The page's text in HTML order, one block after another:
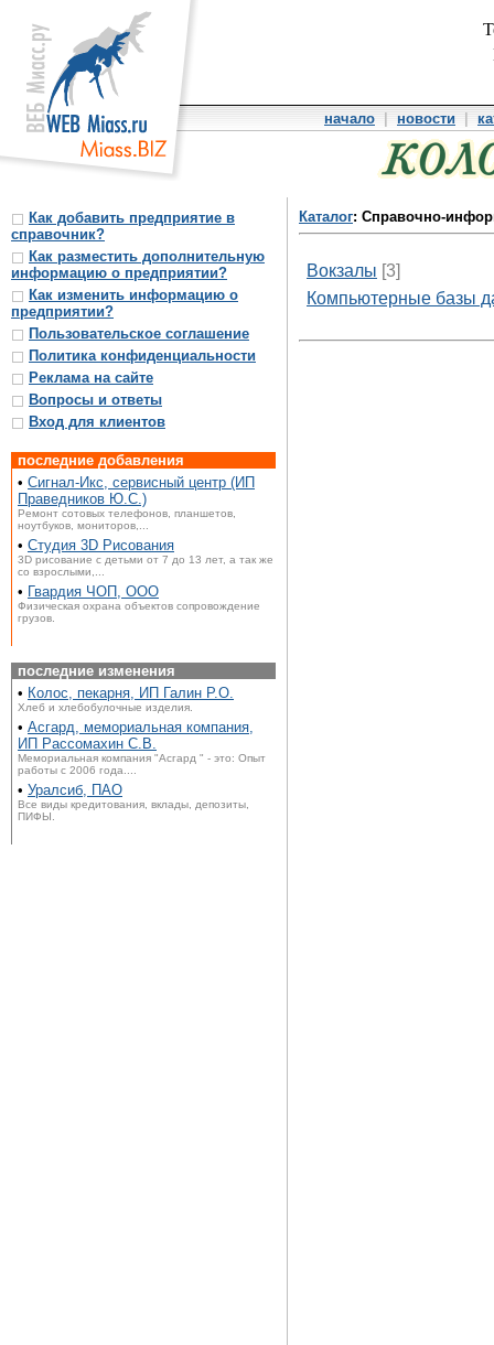
начало новости
Как добавить предприятие в
справочник?
Как разместить дополнительную
информацию о предприятии?
Как изменить информацию о
предприятии?
Пользовательское соглашение
Политика конфиденциальности
Реклама на сайте
Вопросы и ответы
Вход для клиентов
последние добавления
• Сигнал-Икс, сервисный центр (ИП
Праведников Ю.С.)
Ремонт сотовых телефонов, планшетов,
ноутбуков, мониторов,...
• Студия 3D Рисования
3D рисование с детьми от 7 до 13 лет, а так же
со взрослыми,...
• Гвардия ЧОП, ООО
Физическая охрана объектов сопровождение
грузов.
последние изменения
• Колос, пекарня, ИП Галин Р.О.
Хлеб и хлебобулочные изделия.
• Асгард, мемориальная компания,
ИП Рассомахин С.В.
Мемориальная компания "Асгард " - это: Опыт
работы с 2006 года....
• Уралсиб, ПАО
Все виды кредитования, вклады, депозиты,
ПИФЫ.
Каталог: Справочно-
Вокзалы [3]
Компьютерные базы